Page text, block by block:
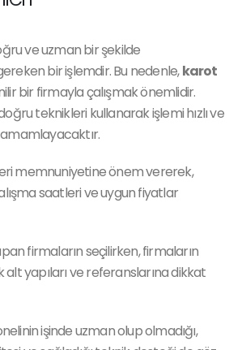
ve uzman bir şekilde
bir işlemdir. Bu nedenle,karot
bir firmayla çalışmak önemlidir.
teknikleri kullanarak işlemi hızlı ve
memnuniyetine önem vererek,
saatleri ve uygun fiyatlar
firmaların seçilirken, firmaların
yapıları ve referanslarına dikkat
işinde uzman olup olmadığı,